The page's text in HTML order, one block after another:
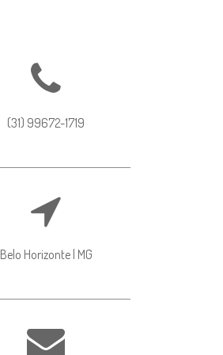
(31) 99672-1719
Belo Horizonte | MG